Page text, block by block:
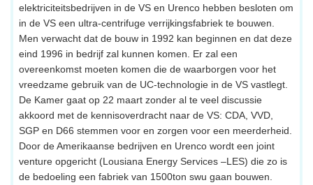
elektriciteitsbedrijven in de VS en Urenco hebben besloten om
in de VS een ultra-centrifuge verrijkingsfabriek te bouwen.
Men verwacht dat de bouw in 1992 kan beginnen en dat deze
eind 1996 in bedrijf zal kunnen komen. Er zal een
overeenkomst moeten komen die de waarborgen voor het
vreedzame gebruik van de UC-technologie in de VS vastlegt.
De Kamer gaat op 22 maart zonder al te veel discussie
akkoord met de kennisoverdracht naar de VS: CDA, VVD,
SGP en D66 stemmen voor en zorgen voor een meerderheid.
Door de Amerikaanse bedrijven en Urenco wordt een joint
venture opgericht (Lousiana Energy Services –LES) die zo is
de bedoeling een fabriek van 1500ton swu gaan bouwen.